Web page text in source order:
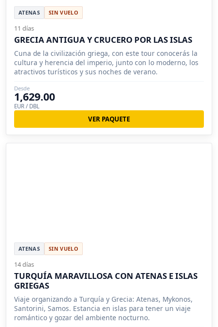
ATENAS SIN VUELO
11 días
GRECIA ANTIGUA Y CRUCERO POR LAS ISLAS
Cuna de la civilización griega, con este tour conocerás la
cultura y herencia del imperio, junto con lo moderno, los
atractivos turísticos y sus noches de verano.
Desde
1,629.00
EUR / DBL
VER PAQUETE
ATENAS SIN VUELO
14 días
TURQUÍA MARAVILLOSA CON ATENAS E ISLAS
GRIEGAS
Viaje organizando a Turquía y Grecia: Atenas, Mykonos,
Santorini, Samos. Estancia en islas para tener un viaje
romántico y gozar del ambiente nocturno.